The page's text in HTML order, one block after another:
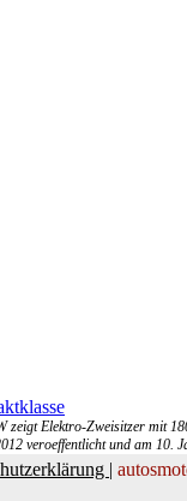
zeigt Elektro-Zweisitzer mit
veroeffentlicht und am 10.
|